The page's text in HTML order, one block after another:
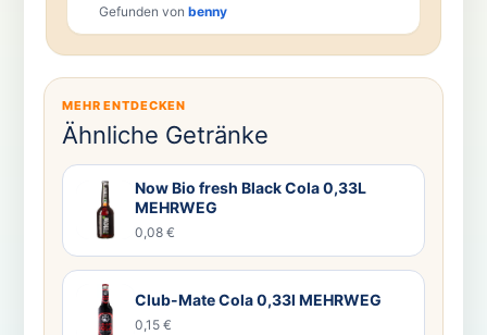
Gefunden von benny
MEHR ENTDECKEN
Ähnliche Getränke
Now Bio fresh Black Cola 0,33L
MEHRWEG
0,08 €
Club-Mate Cola 0,33l MEHRWEG
0,15 €